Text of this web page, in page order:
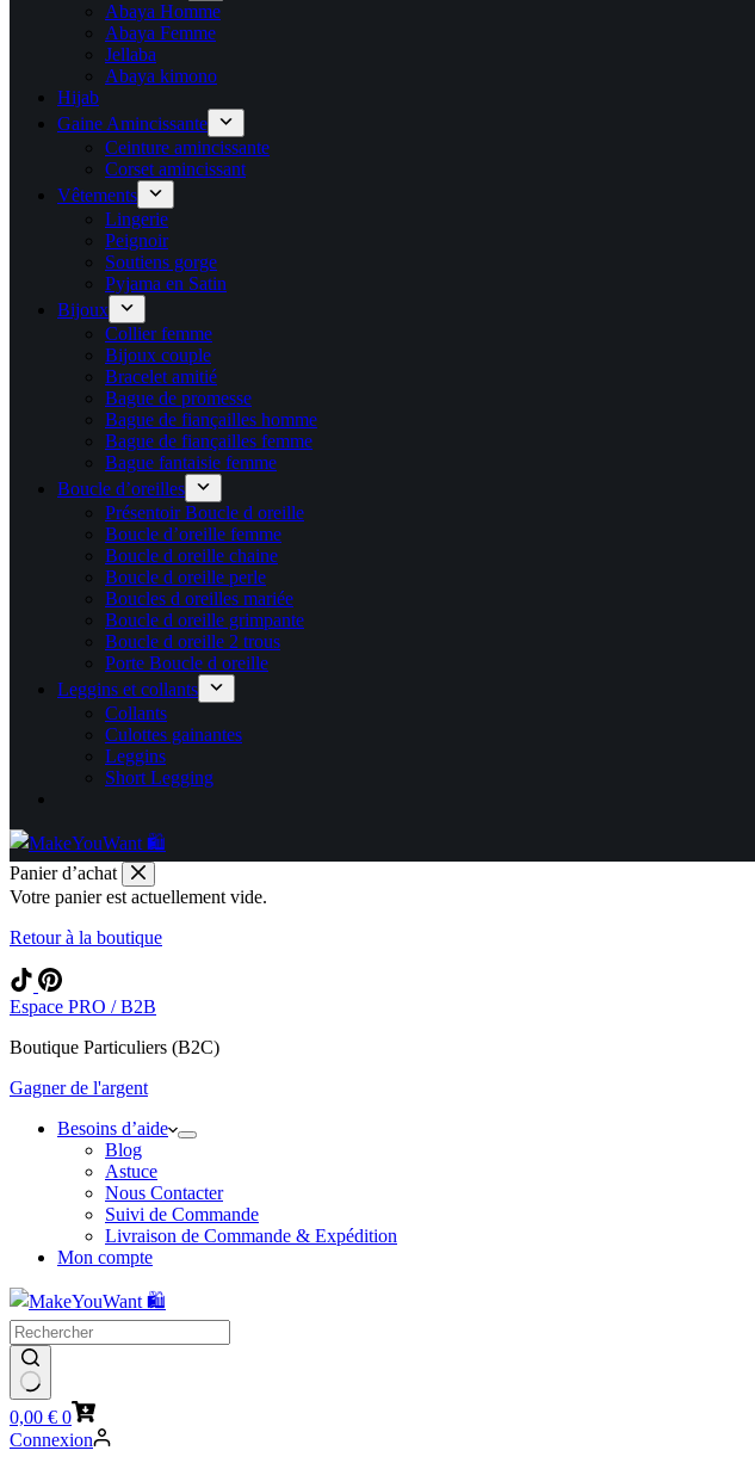
Abaya Homme
Abaya Femme
Jellaba
Abaya kimono
Hijab
Gaine Amincissante
Ceinture amincissante
Corset amincissant
Vêtements
Lingerie
Peignoir
Soutiens gorge
Pyjama en Satin
Bijoux
Collier femme
Bijoux couple
Bracelet amitié
Bague de promesse
Bague de fiançailles homme
Bague de fiançailles femme
Bague fantaisie femme
Boucle d’oreilles
Présentoir Boucle d oreille
Boucle d’oreille femme
Boucle d oreille chaine
Boucle d oreille perle
Boucles d oreilles mariée
Boucle d oreille grimpante
Boucle d oreille 2 trous
Porte Boucle d oreille
Leggins et collants
Collants
Culottes gainantes
Leggins
Short Legging
Panier d’achat
Votre panier est actuellement vide.
Retour à la boutique
Espace PRO / B2B
Boutique Particuliers (B2C)
Gagner de l'argent
Besoins d’aide
Blog
Astuce
Nous Contacter
Suivi de Commande
Livraison de Commande & Expédition
Mon compte
Panier
d’achat
0,00 € 0
Connexion